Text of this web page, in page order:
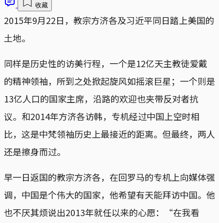
收藏
2015年9月22日，教宗方济各及习近平同日踏上美国的
土地。
同样是历史性的访美行程，一个是12亿天主教徒爱戴
的精神领袖，所到之处掀起旋风如摇滚巨星；一个则是
13亿人口的国家主席，沿路的欢迎也夹带反对者抗
议。和2014年方济各访韩，专机经过中国上空时相
比，这是中梵领袖历史上最接近的距离。但最终，两人
还是擦身而过。
早一日返国的教宗方济各，在回罗马的专机上向媒体强
调，中国是个伟大的国家，他希望有天能拜访中国。他
也不厌其烦说出2013年就任以来的心愿：“在我看